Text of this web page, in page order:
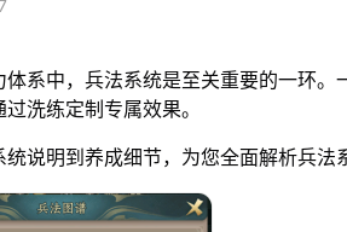
体系中，兵法系统是至关重要的一环
洗练定制专属效果。
说明到养成细节，为您全面解析兵法